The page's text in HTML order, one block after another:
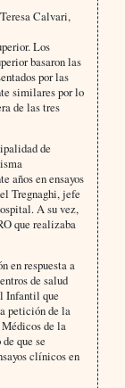
Calvari,
Los
basaron las
por las
similares por lo
de las tres
de
años en ensayos
Tregnaghi, jefe
A su vez,
que realizaba
en respuesta a
de salud
Infantil que
petición de la
de la
que se
clínicos en